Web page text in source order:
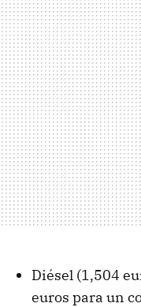
Diésel (1,504
euros para un